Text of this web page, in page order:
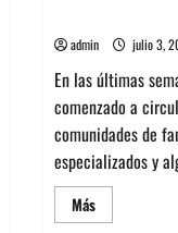
admin julio 3,
En las últimas
comenzado a
comunidades de
especializados y
MásLeer
más